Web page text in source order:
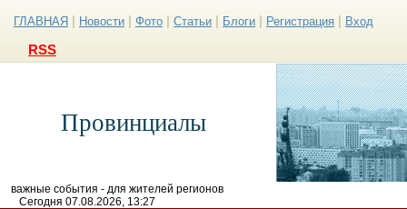
ГЛАВНАЯ Новости Фото Статьи Блоги Регистрация Вход
RSS
Провинциалы
важные события - для жителей регионов
Сегодня 07.08.2026, 13:27